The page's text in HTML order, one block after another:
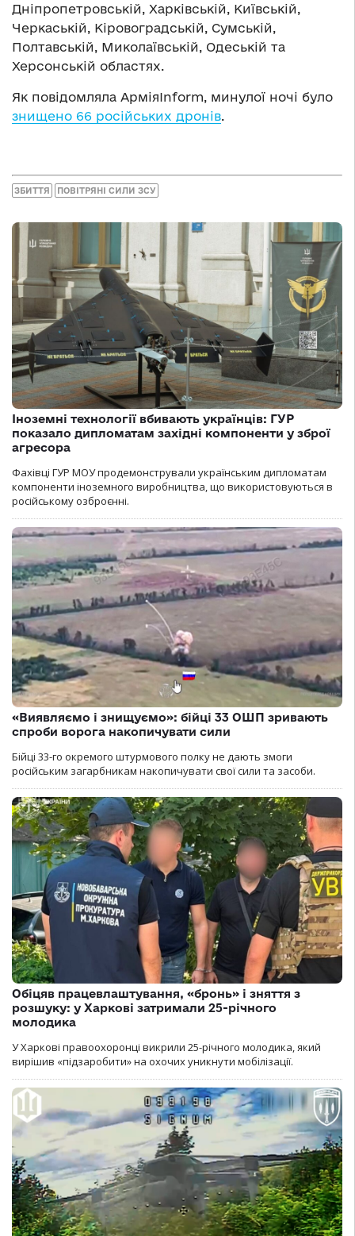
Дніпропетровській, Харківській, Київській,
Черкаській, Кіровоградській, Сумській,
Полтавській, Миколаївській, Одеській та
Херсонській областях.
Як повідомляла АрміяInform, минулої ночі було
знищено 66 російських дронів.
ЗБИТТЯ ПОВІТРЯНІ СИЛИ ЗСУ
Іноземні технології вбивають українців: ГУР
показало дипломатам західні компоненти у зброї
агресора
Фахівці ГУР МОУ продемонстрували українським дипломатам
компоненти іноземного виробництва, що використовуються в
російському озброєнні.
«Виявляємо і знищуємо»: бійці 33 ОШП зривають
спроби ворога накопичувати сили
Бійці 33-го окремого штурмового полку не дають змоги
російським загарбникам накопичувати свої сили та засоби.
Обіцяв працевлаштування, «бронь» і зняття з
розшуку: у Харкові затримали 25-річного
молодика
У Харкові правоохоронці викрили 25-річного молодика, який
вирішив «підзаробити» на охочих уникнути мобілізації.